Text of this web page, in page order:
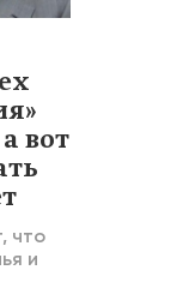
вот
что
и